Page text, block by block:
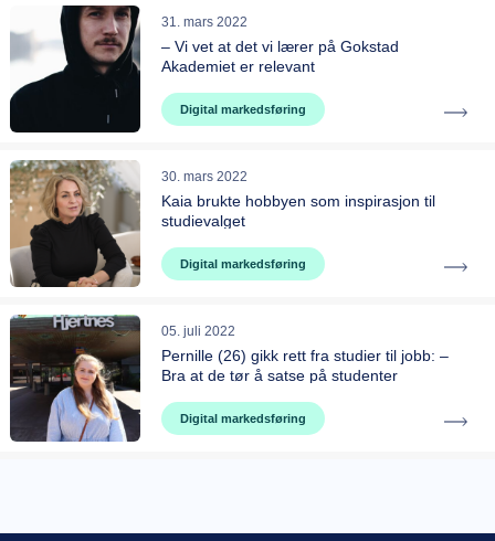
31. mars 2022
– Vi vet at det vi lærer på Gokstad
Akademiet er relevant
Digital markedsføring
30. mars 2022
Kaia brukte hobbyen som inspirasjon til
studievalget
Digital markedsføring
05. juli 2022
Pernille (26) gikk rett fra studier til jobb: –
Bra at de tør å satse på studenter
Digital markedsføring